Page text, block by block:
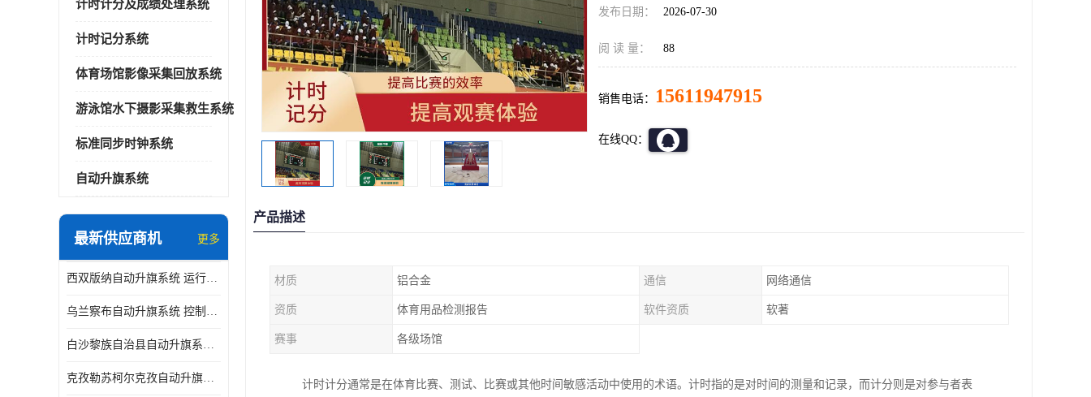
计时计分及成绩处理系统
计时记分系统
体育场馆影像采集回放系统
游泳馆水下摄影采集救生系统
标准同步时钟系统
自动升旗系统
最新供应商机 更多
西双版纳自动升旗系统 运行平稳 功能强大
乌兰察布自动升旗系统 控制灵活 设计简单 灵活 提高工作效率
白沙黎族自治县自动升旗系统 操作简单 提高工作效率 安装简单
克孜勒苏柯尔克孜自动升旗系统 运行平稳 安装简单
发布日期： 2026-07-30
阅 读 量： 88
销售电话： 15611947915
在线QQ：
产品描述
材质 铝合金 通信 网络通信
资质 体育用品检测报告 软件资质 软著
赛事 各级场馆
计时计分通常是在体育比赛、测试、比赛或其他时间敏感活动中使用的术语。计时指的是对时间的测量和记录，而计分则是对参与者表